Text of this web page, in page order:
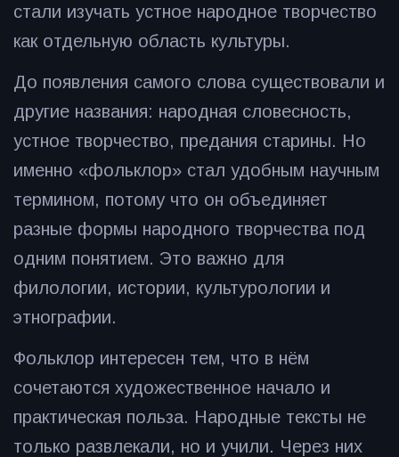
стали изучать устное народное творчество
как отдельную область культуры.
До появления самого слова существовали и
другие названия: народная словесность,
устное творчество, предания старины. Но
именно «фольклор» стал удобным научным
термином, потому что он объединяет
разные формы народного творчества под
одним понятием. Это важно для
филологии, истории, культурологии и
этнографии.
Фольклор интересен тем, что в нём
сочетаются художественное начало и
практическая польза. Народные тексты не
только развлекали, но и учили. Через них